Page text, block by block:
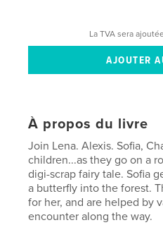
La TVA sera
À propos du livre
Join Lena. Alexis. Sofia,
children...as they go on a
digi-scrap fairy tale. Sofia
a butterfly into the forest.
for her, and are helped by
encounter along the way.